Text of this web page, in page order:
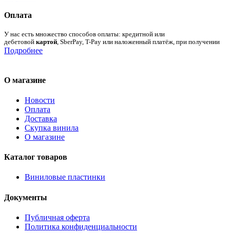
Оплата
У нас есть множество способов оплаты: кредитной или
дебетовой картой, SberPay, T-Pay или наложенный платёж, при получении
Подробнее
О магазине
Новости
Оплата
Доставка
Скупка винила
О магазине
Каталог товаров
Виниловые пластинки
Документы
Публичная оферта
Политика конфиденциальности